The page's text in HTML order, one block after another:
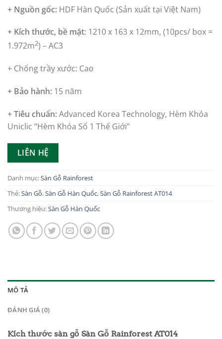
+ Nguồn gốc: HDF Hàn Quốc (Sản xuất tại Việt Nam)
+ Kích thước, bề mặt: 1210 x 163 x 12mm, (10pcs/ box =
1.972m2) – AC3
+ Chống trầy xước: Cao
+ Bảo hành: 15 năm
+ Tiêu chuẩn:Advanced Korea Technology, Hèm Khóa
Uniclic “Hèm Khóa Số 1 Thế Giới”
LIÊN HỆ
Danh mục:Sàn Gỗ Rainforest
Thẻ:Sàn Gỗ,Sàn Gỗ Hàn Quốc,Sàn Gỗ Rainforest AT014
Thương hiệu:Sàn Gỗ Hàn Quốc
MÔ TẢ
ĐÁNH GIÁ (0)
Kích thước sàn gỗ Sàn Gỗ Rainforest AT014